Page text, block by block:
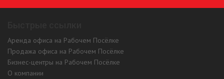
Аренда офиса на Рабочем Посёлке
Продажа офиса на Рабочем Посёлке
Бизнес-центры на Рабочем Посёлке
О компании